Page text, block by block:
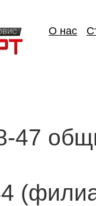
О нас
47
44